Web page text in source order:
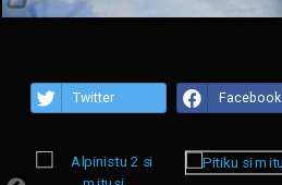
Twitter Facebook